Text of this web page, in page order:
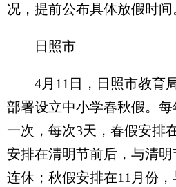
况，提前公布具体放假时间
日照市
4月11日，日照市教育
部署设立中小学春秋假。
一次，每次3天，春假安排
安排在清明节前后，与清
连休；秋假安排在11月份